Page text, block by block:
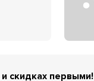
скидках первыми!